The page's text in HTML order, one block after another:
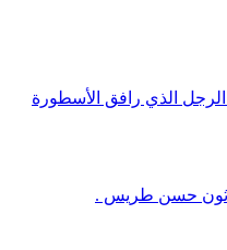
عاماً.. رحيل الرجل الذي رافق الأسطورة
حسن طريس .